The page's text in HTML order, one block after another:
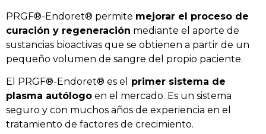
PRGF®-Endoret® permite mejorar el proceso de
curación y regeneración mediante el aporte de
sustancias bioactivas que se obtienen a partir de un
pequeño volumen de sangre del propio paciente.
El PRGF®-Endoret® es el
primer sistema de
plasma autólogo en el mercado. Es un sistema
seguro y con muchos años de experiencia en el
tratamiento de factores de crecimiento.